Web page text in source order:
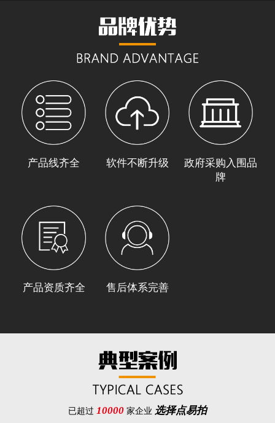
产品线齐全 软件不断升级
政府采购入围品
牌
产品资质齐全 售后体系完善
已超过 10000 家企业 选择点易拍